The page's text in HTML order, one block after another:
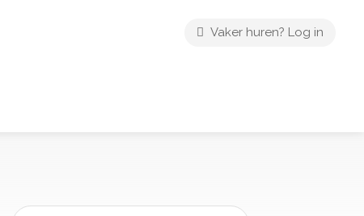
Vaker huren? Log in